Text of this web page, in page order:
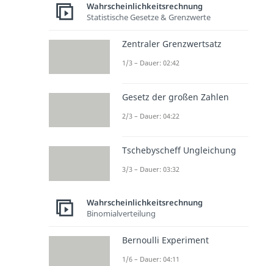
Wahrscheinlichkeitsrechnung
Statistische Gesetze & Grenzwerte
Zentraler Grenzwertsatz
1/3 – Dauer: 02:42
Gesetz der großen Zahlen
2/3 – Dauer: 04:22
Tschebyscheff Ungleichung
3/3 – Dauer: 03:32
Wahrscheinlichkeitsrechnung
Binomialverteilung
Bernoulli Experiment
1/6 – Dauer: 04:11